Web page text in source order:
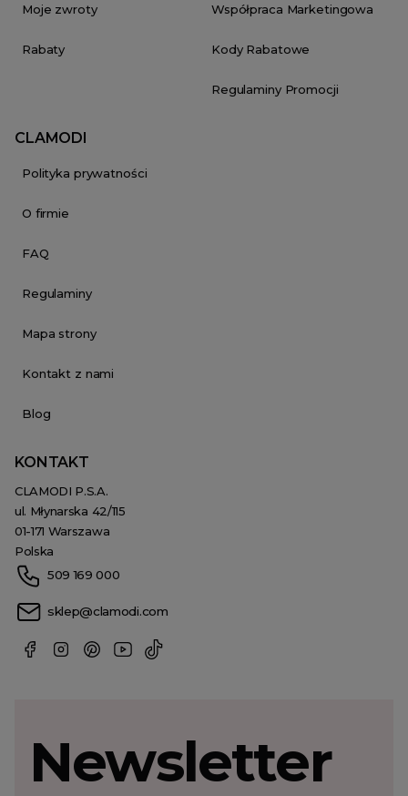
Moje zwroty
Rabaty
Współpraca Marketingowa
Kody Rabatowe
Regulaminy Promocji
CLAMODI
Polityka prywatności
O firmie
FAQ
Regulaminy
Mapa strony
Kontakt z nami
Blog
KONTAKT
CLAMODI P.S.A.
ul. Młynarska 42/115
01-171 Warszawa
Polska
509 169 000
sklep@clamodi.com
Newsletter